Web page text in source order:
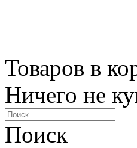
Товаров в
Ничего не
Поиск